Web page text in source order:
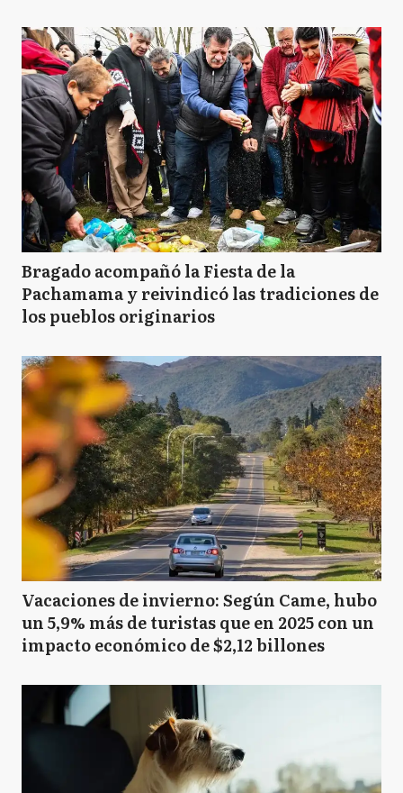
Bragado acompañó la Fiesta de la
Pachamama y reivindicó las tradiciones de
los pueblos originarios
Vacaciones de invierno: Según Came, hubo
un 5,9% más de turistas que en 2025 con un
impacto económico de $2,12 billones